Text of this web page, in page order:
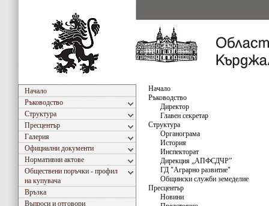
Начало
Ръководство
Структура
Пресцентър
Галерия
Официални документи
Нормативни актове
Обществени поръчки - профил
на купувача
Връзка
Въпроси и отговори
Начало
Ръководство
Директор
Главен секретар
Структура
Органограма
История
Инспекторат
Дирекция „АПФСДЧР”
ГД "Аграрно развитиe"
Общински служби земеделие
Пресцентър
Новини